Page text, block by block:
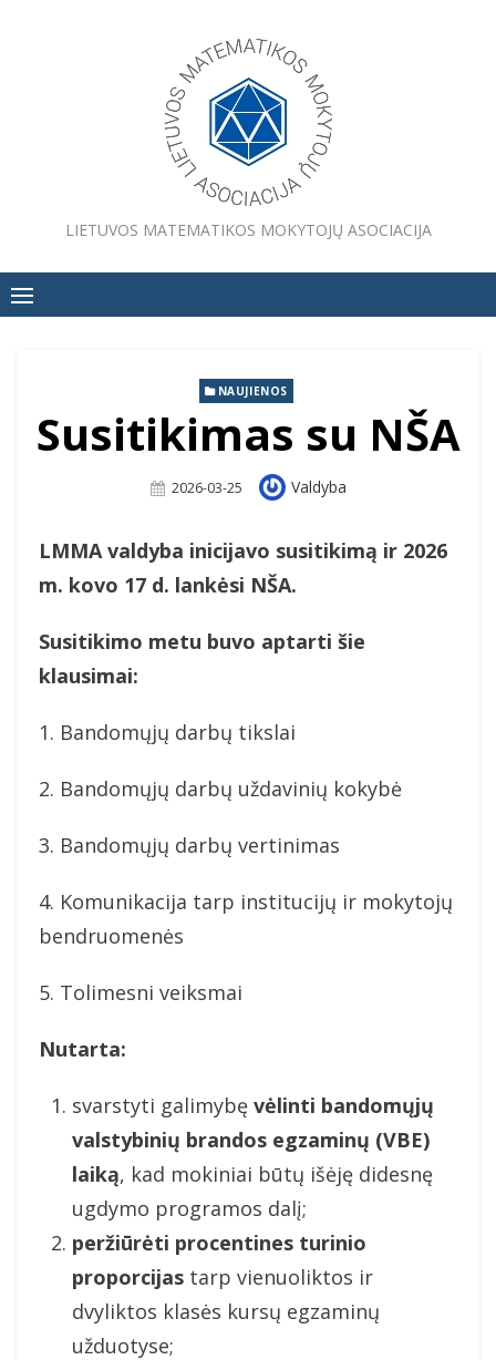
LIETUVOS MATEMATIKOS MOKYTOJŲ ASOCIACIJA
NAUJIENOS
Susitikimas su NŠA
Posted
2026-03-25 Author
Valdyba
LMMA valdyba inicijavo susitikimą ir 2026
m. kovo 17 d. lankėsi NŠA.
Susitikimo metu buvo aptarti šie
klausimai:
1. Bandomųjų darbų tikslai
2. Bandomųjų darbų uždavinių kokybė
3. Bandomųjų darbų vertinimas
4. Komunikacija tarp institucijų ir mokytojų
bendruomenės
5. Tolimesni veiksmai
Nutarta:
svarstyti galimybę vėlinti bandomųjų
valstybinių brandos egzaminų (VBE)
laiką, kad mokiniai būtų išėję didesnę
ugdymo programos dalį;
peržiūrėti procentines turinio
proporcijas tarp vienuoliktos ir
dvyliktos klasės kursų egzaminų
užduotyse;